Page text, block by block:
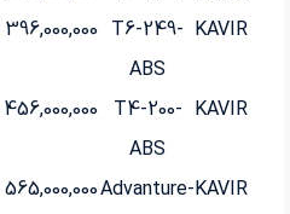
KAVIR
T6-249-
ABS
396,000,000
KAVIR
T4-200-
ABS
456,000,000
KAVIR
Advanture-
565,000,000